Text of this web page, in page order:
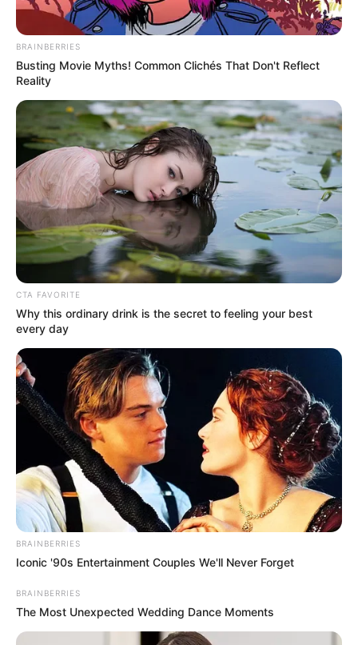
วันนี้ถือเป็นอีกหนึ่งวันดีดี ท่านจะพบแต่ความโชคดี
โอกาสมาถึงท่านแล้ว การงานเกิดการเปลี่ยนแปลง
ไปในทิศทางที่ดี บางท่านได้งานใหม่เจองานพิเศษ
ด้านความโสดจะพบรักต่างศาสนา การเงินสดใสกว่า
เดิม
ดวงคนเกิดวันศุกร์
ไพ่ประจำวันของท่านในวันนี้ คือ ไพ่สุขสบาย
วันนี้ผลบุญและการคิดดีทำดี ส่งผลทำให้ท่านพบเจอ
ความสุขในชีวิต การทำงานค่อนข้างไร้กังวล ได้รับ
ความร่วมมืออย่างดี ทั้งงานส่วนตัวและงานประจำ
ด้านการเงินอาจเข้ามาช้า แต่ชัวร์
ดวงคนเกิดวันเสาร์
BRAINBERRIES
Busting Movie Myths! Common Clichés That Don't Reflect
Reality
CTA FAVORITE
Why this ordinary drink is the secret to feeling your best
every day
BRAINBERRIES
Iconic '90s Entertainment Couples We'll Never Forget
BRAINBERRIES
The Most Unexpected Wedding Dance Moments